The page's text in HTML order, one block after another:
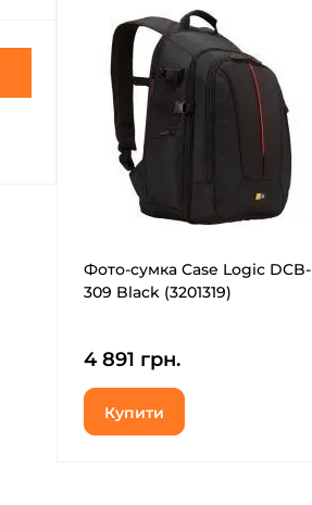
Фото-сумка Case Logic DCB-
309 Black (3201319)
4 891 грн.
Купити